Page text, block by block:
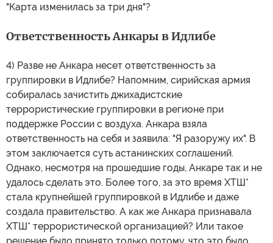
"Карта изменилась за три дня"?
Ответственность Анкары в Идлибе
4) Разве не Анкара несет ответственность за
группировки в Идлибе? Напомним, сирийская армия
собиралась зачистить джихадистские
террористические группировки в регионе при
поддержке России с воздуха. Анкара взяла
ответственность на себя и заявила: "Я разоружу их". В
этом заключается суть астанинских соглашений.
Однако, несмотря на прошедшие годы, Анкаре так и не
удалось сделать это. Более того, за это время ХТШ*
стала крупнейшей группировкой в Идлибе и даже
создала правительство. А как же Анкара признавала
ХТШ* террористической организацией? Или такое